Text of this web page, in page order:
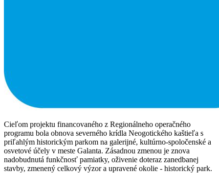
Cieľom projektu financovaného z Regionálneho operačného
programu bola obnova severného krídla Neogotického kaštieľa s
priľahlým historickým parkom na galerijné, kultúrno-spoločenské a
osvetové účely v meste Galanta. Zásadnou zmenou je znova
nadobudnutá funkčnosť pamiatky, oživenie doteraz zanedbanej
stavby, zmenený celkový výzor a upravené okolie - historický park.